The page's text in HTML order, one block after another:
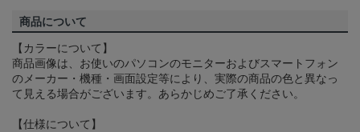
商品について
【カラーについて】
商品画像は、お使いのパソコンのモニターおよびスマートフォン
のメーカー・機種・画面設定等により、実際の商品の色と異なっ
て見える場合がございます。あらかじめご了承ください。
【仕様について】